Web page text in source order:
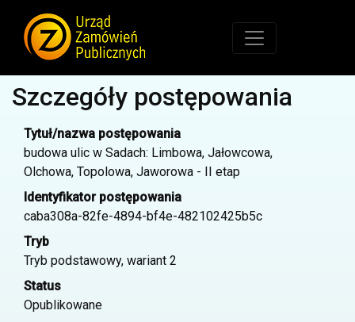
Szczegóły postępowania
Tytuł/nazwa postępowania
budowa ulic w Sadach: Limbowa, Jałowcowa,
Olchowa, Topolowa, Jaworowa - II etap
Identyfikator postępowania
caba308a-82fe-4894-bf4e-482102425b5c
Tryb
Tryb podstawowy, wariant 2
Status
Opublikowane